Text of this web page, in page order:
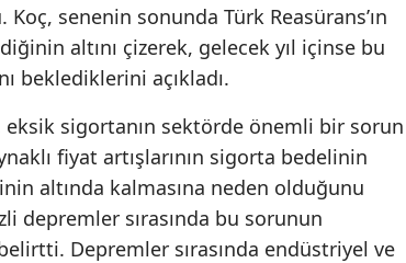
Mardin
Muğla
Nevşehir
Niğde
senenin sonunda Türk Reasürans’ın
altını çizerek, gelecek yıl içinse bu
beklediklerini açıkladı.
sigortanın sektörde önemli bir sorun
fiyat artışlarının sigorta bedelinin
altında kalmasına neden olduğunu
depremler sırasında bu sorunun
Depremler sırasında endüstriyel ve